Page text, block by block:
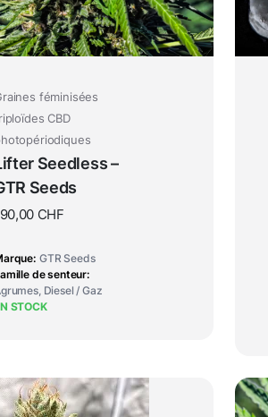
féminisées
CBD
Seedless –
Seeds
CHF
GTR Seeds
de senteur
Diesel / Gaz
STOCK